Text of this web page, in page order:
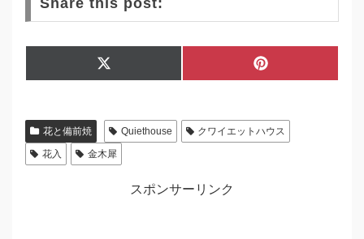
Share
on
X
(
i
t
t
e
Share
on
P
i
e
r
e
花と備前焼 Quiethouse
クワイエットハウス
花入
金木犀
スポンサーリンク